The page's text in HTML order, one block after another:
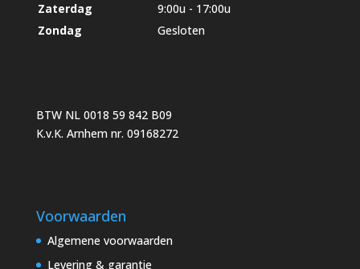
Zaterdag
9:00u - 17:00u
Zondag
Gesloten
BTW NL 0018 59 842 B09
K.v.K. Arnhem nr. 09168272
Voorwaarden
Algemene voorwaarden
Levering & garantie